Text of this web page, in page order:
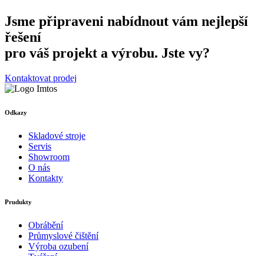
Jsme připraveni nabídnout vám nejlepší
řešení
pro váš projekt a výrobu. Jste vy?
Kontaktovat prodej
Odkazy
Skladové stroje
Servis
Showroom
O nás
Kontakty
Prudukty
Obrábění
Průmyslové čištění
Výroba ozubení